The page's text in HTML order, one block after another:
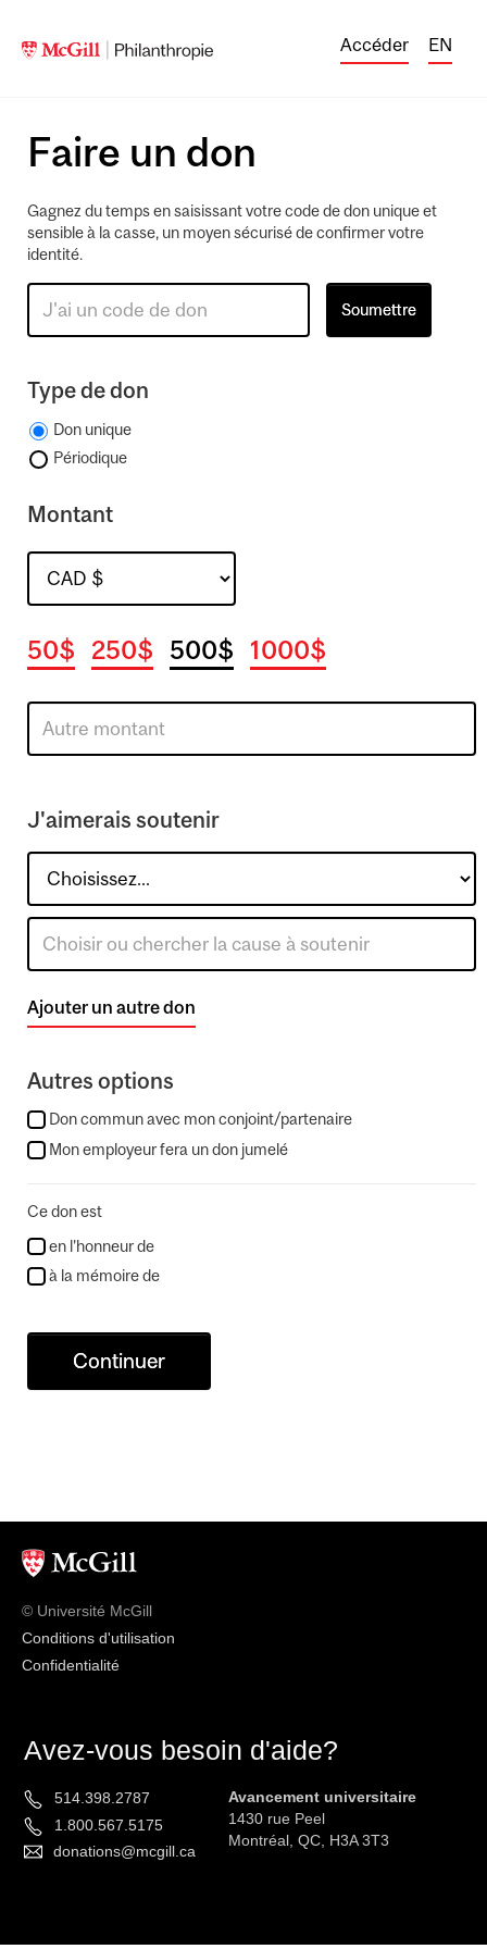
Accéder EN
Faire un don
Gagnez du temps en saisissant votre code de don unique et
sensible à la casse, un moyen sécurisé de confirmer votre
identité.
Type de don
Don unique
Périodique
Montant
50$ 250$ 500$ 1000$
J'aimerais soutenir
Ajouter un autre don
Autres options
Don commun avec mon conjoint/partenaire
Mon employeur fera un don jumelé
Ce don est
en l’honneur de
à la mémoire de
Continuer
© Université McGill
Conditions d'utilisation
Confidentialité
Avez-vous besoin d'aide?
514.398.2787
1.800.567.5175
donations@mcgill.ca
Avancement universitaire
1430 rue Peel
Montréal, QC, H3A 3T3